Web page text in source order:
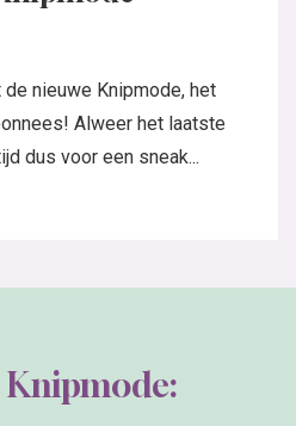
nieuwe Knipmode, het
Alweer het laatste
dus voor een sneak...
Knipmode: